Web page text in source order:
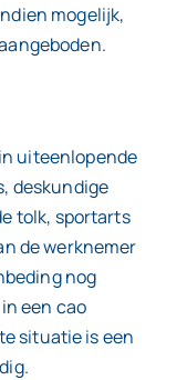
mogelijk,
uiteenlopende
deskundige
tolk, sportarts
de werknemer
nog
een cao
situatie is een